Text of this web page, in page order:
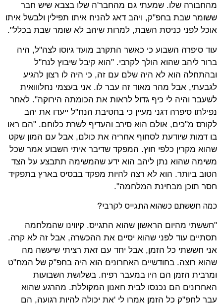
מהחבורה שלו. שמעתי גם מהחבר'ה שלו בצבא שיש חבר
ששומר שבת בחפ"ק, ויהב דאג להניח איתו תפילין ולבשל איתו
אוכל לפני כניסת השבת, למרות שיהב לא שומר שבת בכלל".
עוד סיפרה השבוע כי כאשר התקרב מועד גיוסו לצה"ל, היה
ברור ליהב שהוא הולך לקרבי. "הוא קיבל שיבוץ לנח"ל
ובהתחלה הוא לא היה שלם עם זה, כי היה לו רצון להגיע
לגבעתי, אבל מהר מאוד זה עבר לו. אני בעצמי נחלווואית
לשעבר והיה לי כיף גדול לראות את הכומתה הירוקה". לאחר
נפילתו סיפרה דגני מעיין כי בחטיבת הנח"ל ייעדו את יהב
לקורס מ"כים, אולם הוא סירב והעדיף לשרת כלוחם. "הם ראו
בו דמות שיודעת לסחוף אחריה את כולם, אבל עם המון שקט
שהוא מקרין כלפי חוץ. המפקד שדיבר איתי השבוע אמר שכל
משימה שהוא נתן ליהב הוא ידע שהמשימה תתבצע על הצד
הטוב ביותר. הוא לא רצה להיות מפקד בבסיס בארץ בתפקיד
חסר תוכן מבחינת המלחמה".
כמה חששתם כשהוא התגייס לקרבי?
"חששתי מהיום הראשון שהוא התגייס. קיווינו שהמלחמה
תסתיים עוד לפני שהוא יסיים את ההכשרה, אבל זה לא קרה.
אני חששתי כל הזמן, אבל יחד עם זאת רציתי שיעשה מה
שהוא רוצה. בחודשיים האחרונים הוא היה בחפ"ק של המח"ט
ומרבית הזמן הם היו במעבר רפיח. בשלושת השבועות
האחרונים הם נכנסו לבית חאנון המקוללת. מהרגע שהוא
עבר לחפ"ק כל הזמן אמרו לי 'את יכולה להיות רגועה, הם